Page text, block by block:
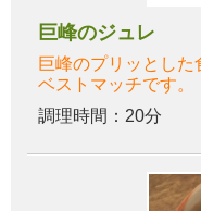
巨峰のジュレ
巨峰のプリッとし
ベストマッチです。
調理時間：20分